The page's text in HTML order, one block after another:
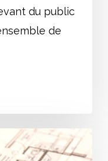
du public
de